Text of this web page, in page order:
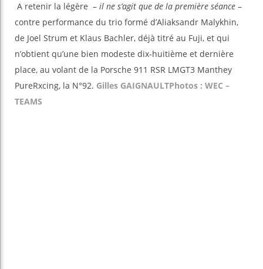
A retenir la légère – il ne s’agit que de la première séance –
contre performance du trio formé d’Aliaksandr Malykhin,
de Joel Strum et Klaus Bachler, déjà titré au Fuji, et qui
n’obtient qu’une bien modeste dix-huitième et dernière
place, au volant de la Porsche 911 RSR LMGT3 Manthey
PureRxcing, la N°92. Gilles GAIGNAULTPhotos : WEC –
TEAMS